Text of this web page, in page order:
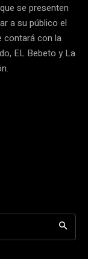
se presenten
a su público el
contará con la
EL Bebeto y La